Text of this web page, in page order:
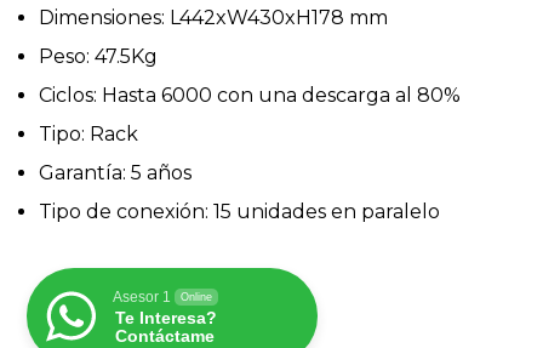
Dimensiones: L442xW430xH178 mm
Peso: 47.5Kg
Ciclos: Hasta 6000 con una descarga al 80%
Tipo: Rack
Garantía: 5 años
Tipo de conexión: 15 unidades en paralelo
Asesor 1 Online
Te Interesa?
Contáctame